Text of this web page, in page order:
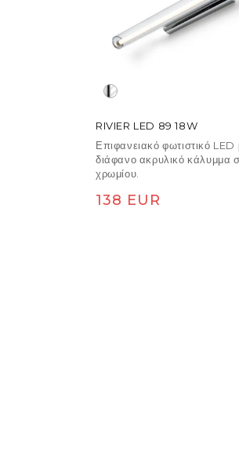
RIVIER LED 89 18W
Επιφανειακό φωτιστικό LED
διάφανο ακρυλικό κάλυμμα
χρωμίου.
Κανονική τιμή
138 EUR